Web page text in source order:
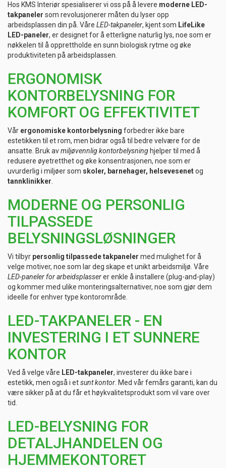
Hos KMS Interiør spesialiserer vi oss på å levere moderne LED-
takpaneler som revolusjonerer måten du lyser opp
arbeidsplassen din på. Våre LED-takpaneler, kjent som LifeLike
LED-paneler, er designet for å etterligne naturlig lys, noe som er
nøkkelen til å opprettholde en sunn biologisk rytme og øke
produktiviteten på arbeidsplassen.
ERGONOMISK
KONTORBELYSNING FOR
KOMFORT OG EFFEKTIVITET
Vår ergonomiske kontorbelysning forbedrer ikke bare
estetikken til et rom, men bidrar også til bedre velvære for de
ansatte. Bruk avmiljøvennlig kontorbelysning hjelper til med å
redusere øyetretthet og øke konsentrasjonen, noe som er
uvurderlig i miljøer som skoler, barnehager, helsevesenetog
tannklinikker.
MODERNE OG PERSONLIG
TILPASSEDE
BELYSNINGSLØSNINGER
Vi tilbyr personlig tilpassede takpaneler med mulighet for å
velge motiver, noe som lar deg skape et unikt arbeidsmiljø. Våre
LED-paneler for arbeidsplasserer enkle å installere (plug-and-play)
og kommer med ulike monteringsalternativer, noe som gjør dem
ideelle for enhver type kontorområde.
LED-TAKPANELER - EN
INVESTERING I ET SUNNERE
KONTOR
Ved å velge våre LED-takpaneler, investerer du ikke bare i
estetikk, men også i etsunt kontor. Med vår femårs garanti, kan du
være sikker på at du får et høykvalitetsprodukt som vil vare over
tid.
LED-BELYSNING FOR
DETALJHANDELEN OG
HJEMMEKONTORET